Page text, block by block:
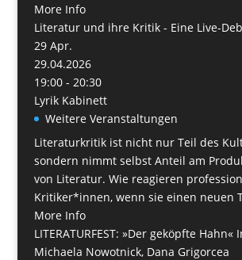
More Info
Literatur und ihre Kritik - Eine Live-
29 Apr.
29.04.2026
19:00 - 20:30
Lyrik Kabinett
Weitere Veranstaltungen
Literaturkritik ist nicht nur Teil des
sondern nimmt selbst Anteil am
von Literatur. Wie reagieren
Kritiker*innen, wenn sie einen neuen
More Info
LITERATURFEST: »Der geköpfte Hahn«
Michaela Nowotnick, Dana Grigorcea